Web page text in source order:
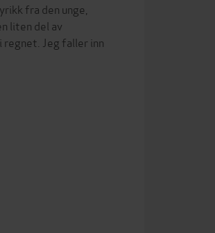
fra den unge,
liten del av
regnet. Jeg faller inn